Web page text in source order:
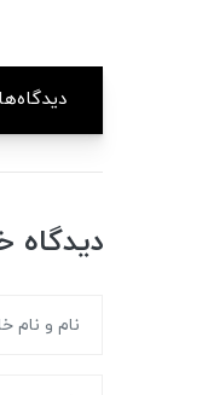
دیدگاه‌ها
دیدگاه